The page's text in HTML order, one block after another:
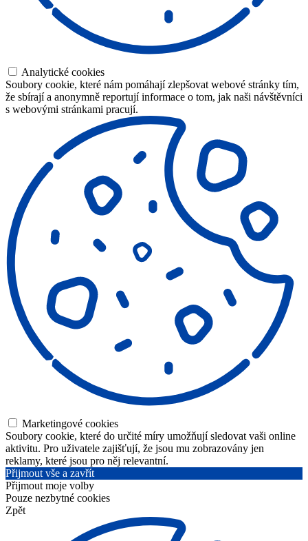
Analytické cookies
Soubory cookie, které nám pomáhají zlepšovat webové stránky tím,
že sbírají a anonymně reportují informace o tom, jak naši návštěvníci
s webovými stránkami pracují.
Marketingové cookies
Soubory cookie, které do určité míry umožňují sledovat vaši online
aktivitu. Pro uživatele zajišťují, že jsou mu zobrazovány jen
reklamy, které jsou pro něj relevantní.
Přijmout vše a zavřít
Přijmout moje volby
Pouze nezbytné cookies
Zpět